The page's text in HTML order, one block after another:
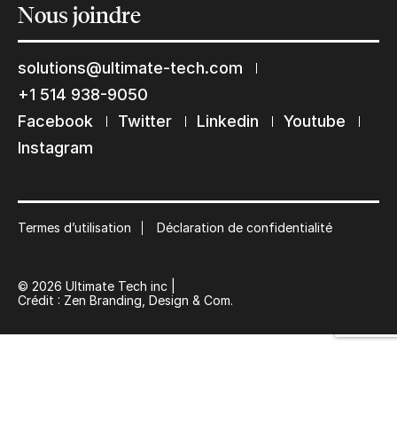
Nousjoindre
solutions@ultimate-tech.com
+1 514 938-9050
Facebook
Twitter Linkedin
Youtube
Instagram
Termes d’utilisation Déclaration de confidentialité
© 2026 Ultimate Tech inc |
Crédit : Zen Branding, Design & Com.
Restons en contact
Abonnez-vous à notre liste de diffusion